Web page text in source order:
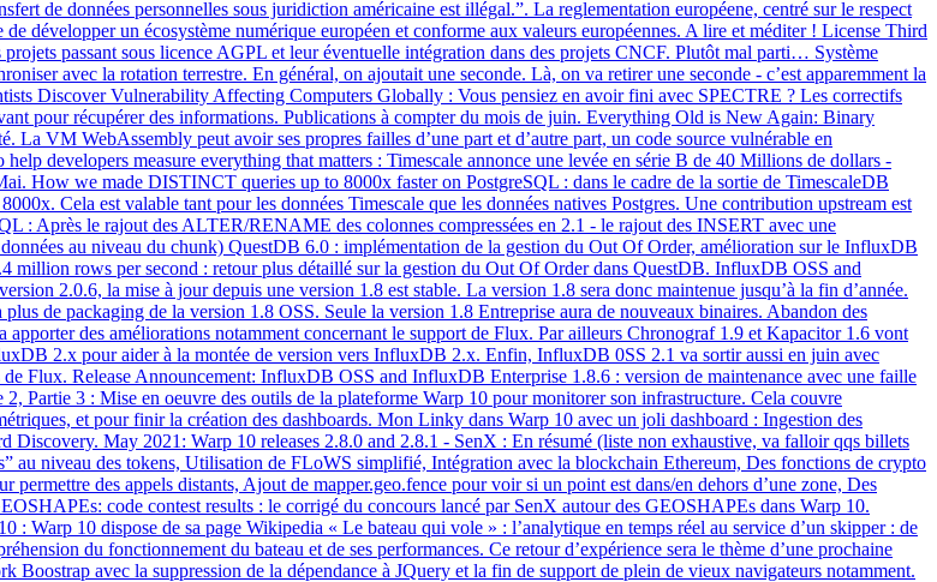
de données personnelles sous juridiction américaine est illégal.”. La reglementation européene, centré sur le respect
développer un écosystème numérique européen et conforme aux valeurs européennes. A lire et méditer ! License Third
passant sous licence AGPL et leur éventuelle intégration dans des projets CNCF. Plutôt mal parti… Système
avec la rotation terrestre. En général, on ajoutait une seconde. Là, on va retirer une seconde - c’est apparemment la
Discover Vulnerability Affecting Computers Globally : Vous pensiez en avoir fini avec SPECTRE ? Les correctifs
pour récupérer des informations. Publications à compter du mois de juin. Everything Old is New Again: Binary
La VM WebAssembly peut avoir ses propres failles d’une part et d’autre part, un code source vulnérable en
developers measure everything that matters : Timescale annonce une levée en série B de 40 Millions de dollars -
How we made DISTINCT queries up to 8000x faster on PostgreSQL : dans le cadre de la sortie de TimescaleDB
Cela est valable tant pour les données Timescale que les données natives Postgres. Une contribution upstream est
: Après le rajout des ALTER/RENAME des colonnes compressées en 2.1 - le rajout des INSERT avec une
au niveau du chunk) QuestDB 6.0 : implémentation de la gestion du Out Of Order, amélioration sur le InfluxDB
rows per second : retour plus détaillé sur la gestion du Out Of Order dans QuestDB. InfluxDB OSS and
2.0.6, la mise à jour depuis une version 1.8 est stable. La version 1.8 sera donc maintenue jusqu’à la fin d’année.
de packaging de la version 1.8 OSS. Seule la version 1.8 Entreprise aura de nouveaux binaires. Abandon des
des améliorations notamment concernant le support de Flux. Par ailleurs Chronograf 1.9 et Kapacitor 1.6 vont
2.x pour aider à la montée de version vers InfluxDB 2.x. Enfin, InfluxDB 0SS 2.1 va sortir aussi en juin avec
de Flux. Release Announcement: InfluxDB OSS and InfluxDB Enterprise 1.8.6 : version de maintenance avec une faille
Partie 3 : Mise en oeuvre des outils de la plateforme Warp 10 pour monitorer son infrastructure. Cela couvre
et pour finir la création des dashboards. Mon Linky dans Warp 10 avec un joli dashboard : Ingestion des
Discovery. May 2021: Warp 10 releases 2.8.0 and 2.8.1 - SenX : En résumé (liste non exhaustive, va falloir qqs billets
au niveau des tokens, Utilisation de FLoWS simplifié, Intégration avec la blockchain Ethereum, Des fonctions de crypto
des appels distants, Ajout de mapper.geo.fence pour voir si un point est dans/en dehors d’une zone, Des
code contest results : le corrigé du concours lancé par SenX autour des GEOSHAPEs dans Warp 10.
Warp 10 dispose de sa page Wikipedia « Le bateau qui vole » : l’analytique en temps réel au service d’un skipper : de
du fonctionnement du bateau et de ses performances. Ce retour d’expérience sera le thème d’une prochaine
avec la suppression de la dépendance à JQuery et la fin de support de plein de vieux navigateurs notamment.